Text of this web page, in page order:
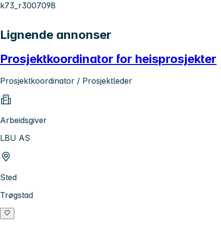
k73_r3007098
Lignende annonser
Prosjektkoordinator for heisprosjekter
Prosjektkoordinator / Prosjektleder
Arbeidsgiver
LBU AS
Sted
Trøgstad